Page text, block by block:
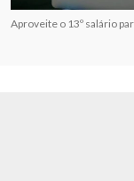
Aproveite o 13º salário